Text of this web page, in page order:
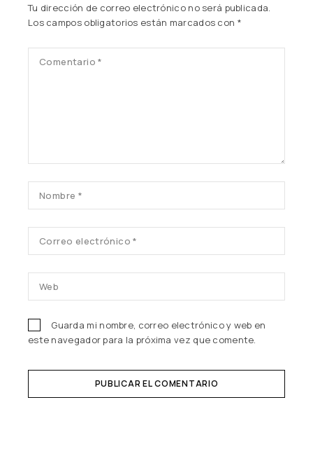
Tu dirección de correo electrónico no será publicada.
Los campos obligatorios están marcados con *
Guarda mi nombre, correo electrónico y web en
este navegador para la próxima vez que comente.
PUBLICAR EL COMENTARIO